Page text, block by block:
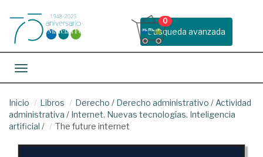
Busqueda avanzada
0
Toggle navigation
Inicio Libros Derecho / Derecho administrativo / Actividad
administrativa / Internet. Nuevas tecnologías. Inteligencia
artificial / The future internet